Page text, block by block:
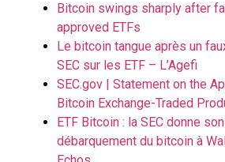
Bitcoin swings sharply after
approved ETFs
Le bitcoin tangue après un
SEC sur les ETF – L’Agefi
SEC.gov | Statement on the
Bitcoin Exchange-Traded
ETF Bitcoin : la SEC donne
débarquement du bitcoin à